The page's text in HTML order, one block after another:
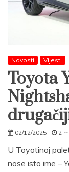
Novosti Vijesti
Toyota
02/12/2025 2
U Toyotinoj
nose isto ime –